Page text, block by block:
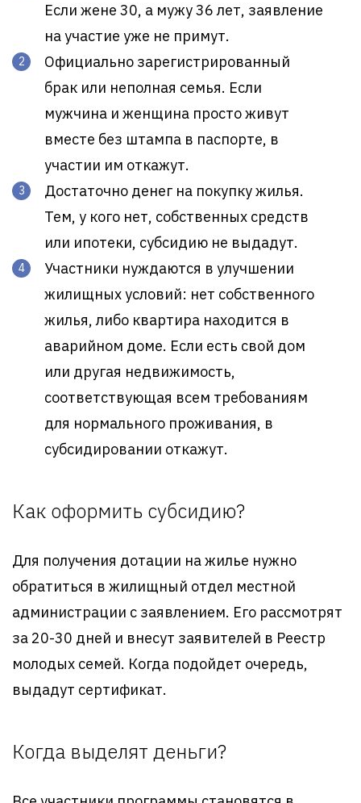
Если жене 30, а мужу 36 лет, заявление
на участие уже не примут.
Официально зарегистрированный
брак или неполная семья. Если
мужчина и женщина просто живут
вместе без штампа в паспорте, в
участии им откажут.
Достаточно денег на покупку жилья.
Тем, у кого нет, собственных средств
или ипотеки, субсидию не выдадут.
Участники нуждаются в улучшении
жилищных условий: нет собственного
жилья, либо квартира находится в
аварийном доме. Если есть свой дом
или другая недвижимость,
соответствующая всем требованиям
для нормального проживания, в
субсидировании откажут.
Как оформить субсидию?
Для получения дотации на жилье нужно
обратиться в жилищный отдел местной
администрации с заявлением. Его рассмотрят
за 20-30 дней и внесут заявителей в Реестр
молодых семей. Когда подойдет очередь,
выдадут сертификат.
Когда выделят деньги?